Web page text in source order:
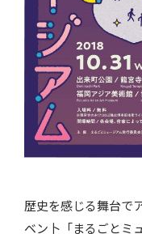
歴史を感じる舞台で
ベン卜「まるごとミ